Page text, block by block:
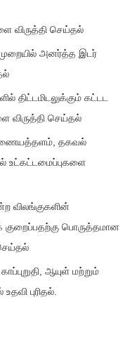
விருத்தி செய்தல்
அனர்த்த இடர்
திட்டமிடலுக்கும் கட்டட
விருத்தி செய்தல்
தகவல்
உட்கட்டமைப்புகளை
விலங்குகளின்
பொருத்தமான
ஆயுள் மற்றும்
புரிதல்.